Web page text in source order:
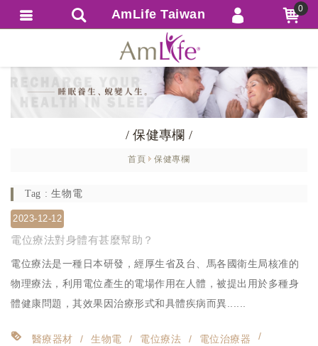
/ 保健專欄 /
首頁 保健專欄
Tag : 生物電
2023-12-12
電位療法對身體有甚麼幫助？
電位療法是一種日本研發，經厚生省及台、馬各國衛生局核准的
物理療法，利用電位產生的電場作用在人體，被提出用於多種身
體健康問題，其效果因治療形式和具體疾病而異......
醫療器材 生物電 電位療法
電位治療器
AmLife Taiwan 0
會員登入
會員註冊
忘記密碼
繁體中文